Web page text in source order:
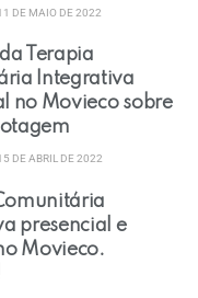
DE MAIO DE 2022
Terapia
Integrativa
no Movieco sobre
DE ABRIL DE 2022
presencial e
Movieco.